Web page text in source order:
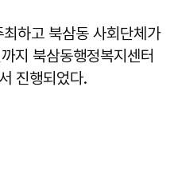
하고 북삼동 사회단체가
지 북삼동행정복지센터
진행되었다.